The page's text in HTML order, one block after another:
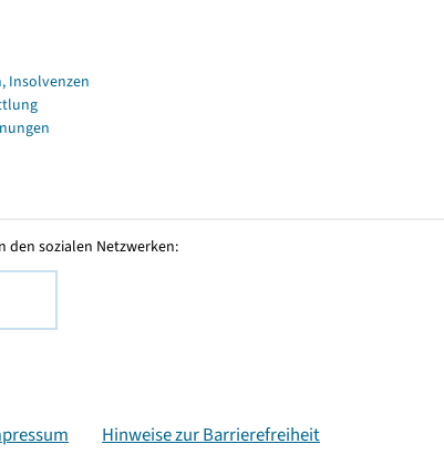
Insolvenzen
den sozialen Netzwerken:
Hinweise zur Barrierefreiheit